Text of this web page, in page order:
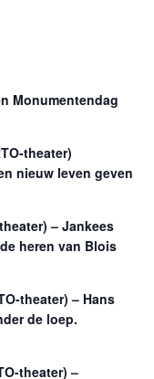
Monumentendag
theater)
nieuw leven geven
– Jankees
heren van Blois
theater) – Hans
de loep.
theater) –